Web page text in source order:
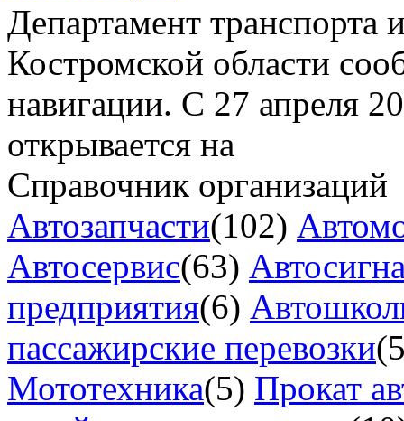
Департамент транспорта
Костромской области
навигации. С 27 апреля
открывается на
Справочник организаций
Автозапчасти(102)
Автосервис(63)
предприятия(6)
пассажирские перевозки
Мототехника(5) Прокат